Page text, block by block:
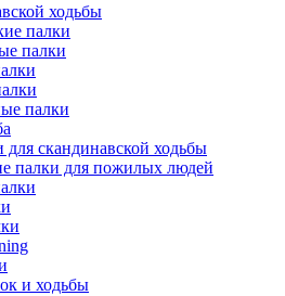
ходьбы
палки
палки
палки
для скандинавской ходьбы
палки для пожилых людей
и ходьбы